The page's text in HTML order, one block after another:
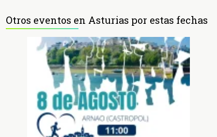
Otros eventos en Asturias por estas fechas